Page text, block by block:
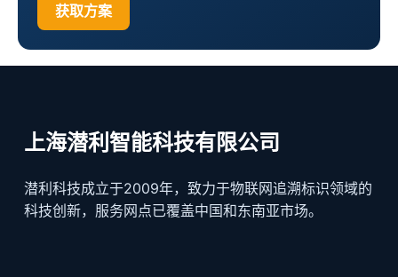
获取方案
上海潜利智能科技有限公司
潜利科技成立于2009年，致力于物联网追溯标识领域的
科技创新，服务网点已覆盖中国和东南亚市场。